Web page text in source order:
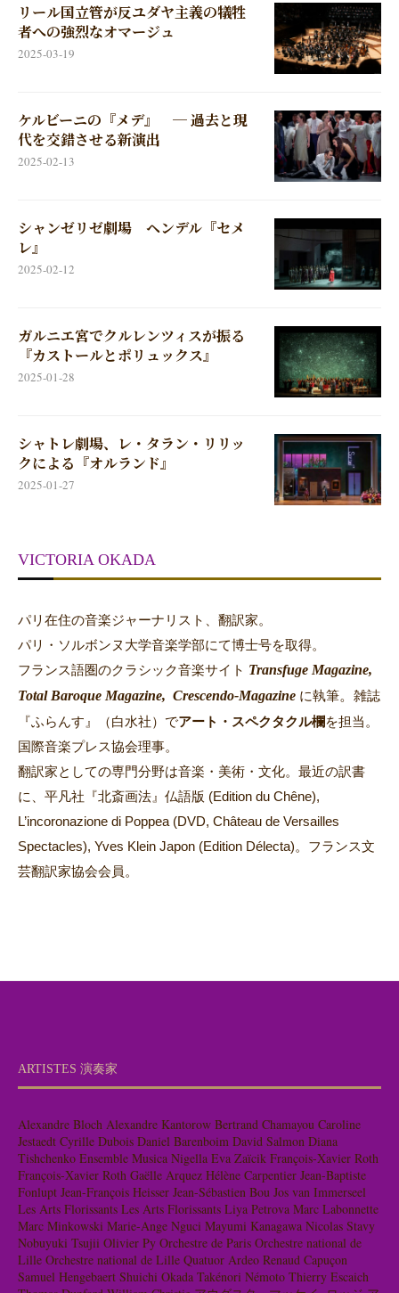
リール国立管が反ユダヤ主義の犠牲
者への強烈なオマージュ
2025-03-19
ケルビーニの『メデ』 ─ 過去と現
代を交錯させる新演出
2025-02-13
シャンゼリゼ劇場 ヘンデル『セメ
レ』
2025-02-12
ガルニエ宮でクルレンツィスが振る
『カストールとポリュックス』
2025-01-28
シャトレ劇場、レ・タラン・リリッ
クによる『オルランド』
2025-01-27
VICTORIA OKADA
パリ在住の音楽ジャーナリスト、翻訳家。
パリ・ソルボンヌ大学音楽学部にて博士号を取得。
フランス語圏のクラシック音楽サイト Transfuge Magazine,
Total Baroque Magazine, Crescendo-Magazine に執筆。 雑誌
『ふらんす』（白水社）でアート・スペクタクル欄を担当。
国際音楽プレス協会理事。
翻訳家としての専門分野は音楽・美術・文化。最近の訳書
に、平凡社『北斎画法』仏語版 (Edition du Chêne),
L’incoronazione di Poppea (DVD, Château de Versailles
Spectacles), Yves Klein Japon (Edition Délecta)。フランス文
芸翻訳家協会会員。
ARTISTES 演奏家
Alexandre Bloch Alexandre Kantorow Bertrand Chamayou Caroline
Jestaedt Cyrille Dubois Daniel Barenboim David Salmon Diana
Tishchenko Ensemble Musica Nigella Eva Zaïcik François-Xavier Roth
François-Xavier Roth Gaëlle Arquez Hélène Carpentier Jean-Baptiste
Fonlupt Jean-François Heisser Jean-Sébastien Bou Jos van Immerseel
Les Arts Florissants Les Arts Florissants Liya Petrova Marc Labonnette
Marc Minkowski Marie-Ange Nguci Mayumi Kanagawa Nicolas Stavy
Nobuyuki Tsujii Olivier Py Orchestre de Paris Orchestre national de
Lille Orchestre national de Lille Quatuor Ardeo Renaud Capuçon
Samuel Hengebaert Shuichi Okada Takénori Némoto Thierry Escaich